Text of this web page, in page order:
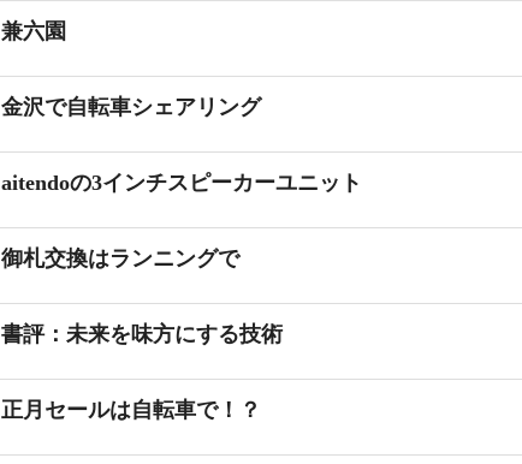
兼六園
金沢で自転車シェアリング
aitendoの3インチスピーカーユニット
御札交換はランニングで
書評：未来を味方にする技術
正月セールは自転車で！？